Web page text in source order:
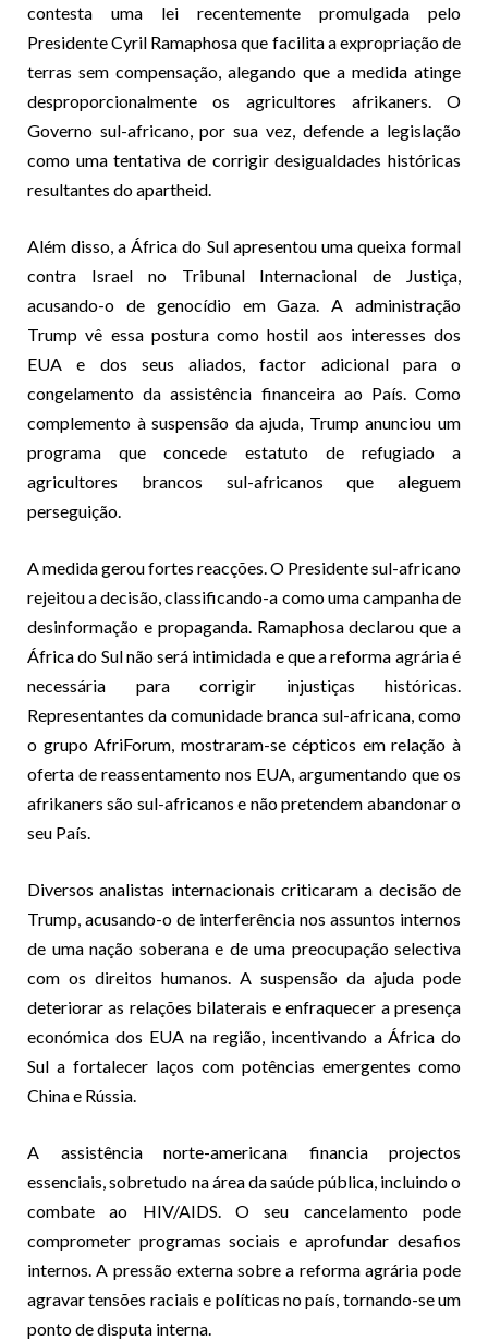
contesta uma lei recentemente promulgada pelo
Presidente Cyril Ramaphosa que facilita a expropriação de
terras sem compensação, alegando que a medida atinge
desproporcionalmente os agricultores afrikaners. O
Governo sul-africano, por sua vez, defende a legislação
como uma tentativa de corrigir desigualdades históricas
resultantes do apartheid.
Além disso, a África do Sul apresentou uma queixa formal
contra Israel no Tribunal Internacional de Justiça,
acusando-o de genocídio em Gaza. A administração
Trump vê essa postura como hostil aos interesses dos
EUA e dos seus aliados, factor adicional para o
congelamento da assistência financeira ao País. Como
complemento à suspensão da ajuda, Trump anunciou um
programa que concede estatuto de refugiado a
agricultores brancos sul-africanos que aleguem
perseguição.
A medida gerou fortes reacções. O Presidente sul-africano
rejeitou a decisão, classificando-a como uma campanha de
desinformação e propaganda. Ramaphosa declarou que a
África do Sul não será intimidada e que a reforma agrária é
necessária para corrigir injustiças históricas.
Representantes da comunidade branca sul-africana, como
o grupo AfriForum, mostraram-se cépticos em relação à
oferta de reassentamento nos EUA, argumentando que os
afrikaners são sul-africanos e não pretendem abandonar o
seu País.
Diversos analistas internacionais criticaram a decisão de
Trump, acusando-o de interferência nos assuntos internos
de uma nação soberana e de uma preocupação selectiva
com os direitos humanos. A suspensão da ajuda pode
deteriorar as relações bilaterais e enfraquecer a presença
económica dos EUA na região, incentivando a África do
Sul a fortalecer laços com potências emergentes como
China e Rússia.
A assistência norte-americana financia projectos
essenciais, sobretudo na área da saúde pública, incluindo o
combate ao HIV/AIDS. O seu cancelamento pode
comprometer programas sociais e aprofundar desafios
internos. A pressão externa sobre a reforma agrária pode
agravar tensões raciais e políticas no país, tornando-se um
ponto de disputa interna.